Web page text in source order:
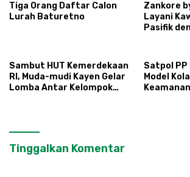
Tiga Orang Daftar Calon
Lurah Baturetno
Zankore
Layani
Pasifik
Sambut HUT Kemerdekaan
RI, Muda-mudi Kayen Gelar
Lomba Antar Kelompok
Satpol PP
Model
Tinggalkan Komentar